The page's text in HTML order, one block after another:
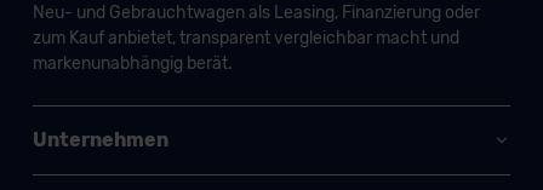
Neu- und Gebrauchtwagen als Leasing, Finanzierung oder
zum Kauf anbietet, transparent vergleichbar macht und
markenunabhängig berät.
Unternehmen